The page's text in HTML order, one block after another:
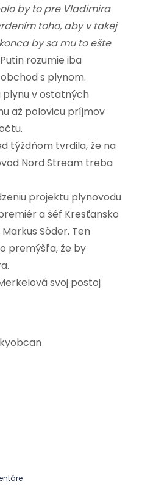
by to pre Vladimira
toho, aby v takej
by sa mu to ešte
rozumie iba
s plynom.
plynu v ostatných
až polovicu príjmov
týždňom tvrdila, že na
Nord Stream treba
projektu plynovodu
a šéf Kresťansko
Söder. Ten
premýšľa, že by
svoj postoj